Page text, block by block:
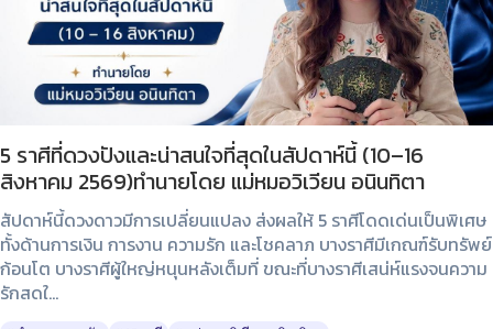
5 ราศีที่ดวงปังและน่าสนใจที่สุดในสัปดาห์นี้ (10–16
สิงหาคม 2569)ทำนายโดย แม่หมอวิเวียน อนินทิตา
สัปดาห์นี้ดวงดาวมีการเปลี่ยนแปลง ส่งผลให้ 5 ราศีโดดเด่นเป็นพิเศษ
ทั้งด้านการเงิน การงาน ความรัก และโชคลาภ บางราศีมีเกณฑ์รับทรัพย์
ก้อนโต บางราศีผู้ใหญ่หนุนหลังเต็มที่ ขณะที่บางราศีเสน่ห์แรงจนความ
รักสดใ...